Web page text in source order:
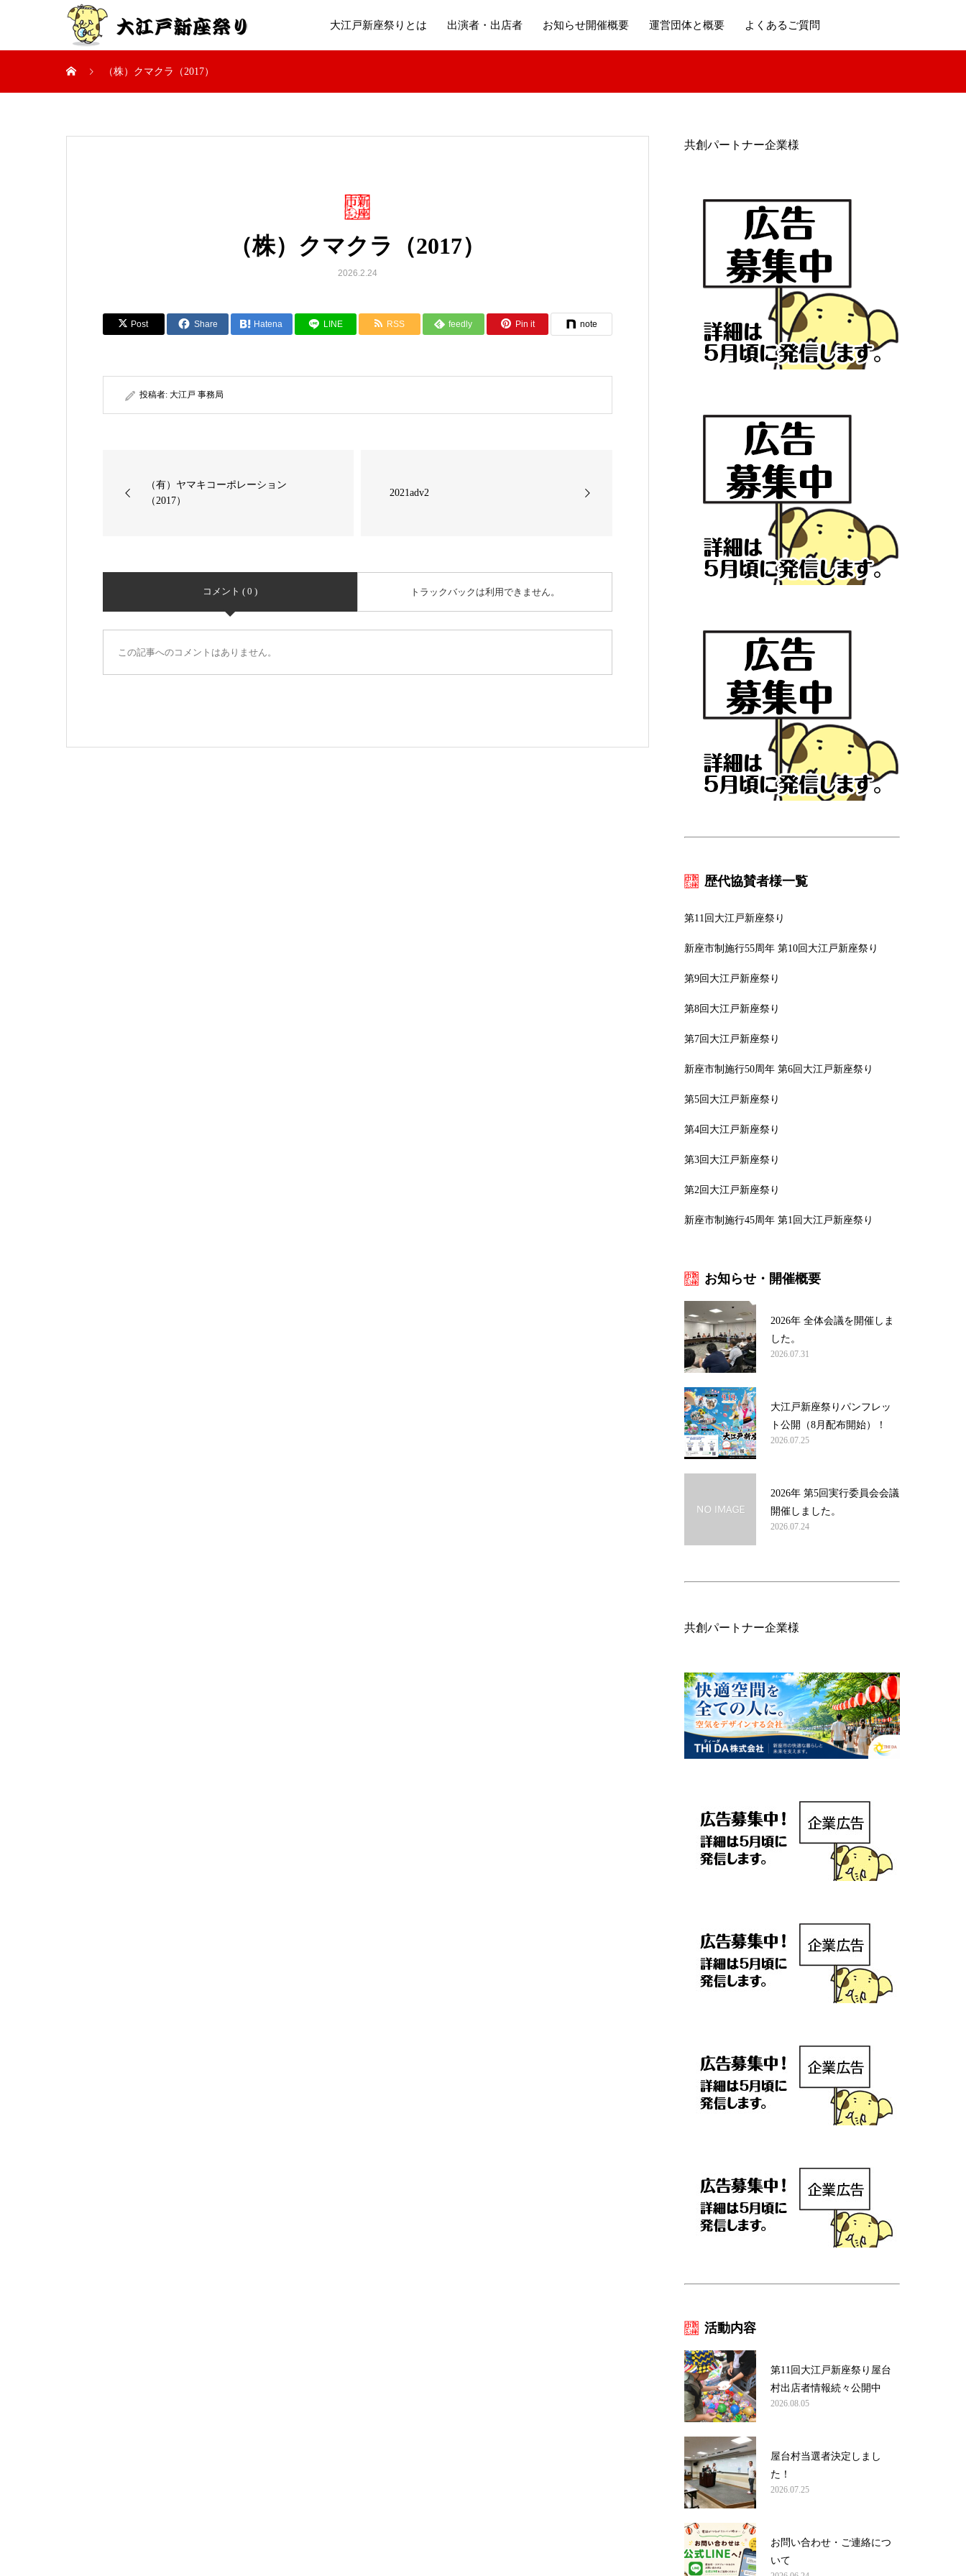
大江戸新座祭りとは 出演者・出店者 お知らせ開催概要 運営団体と概要 よくあるご質問
（株）クマクラ（2017）
（株）クマクラ（2017）
2026.2.24
Post Share Hatena LINE RSS feedly Pin it note
投稿者: 大江戸 事務局
（有）ヤマキコーポレーション
（2017）
2021adv2
コメント ( 0 ) トラックバックは利用できません。
この記事へのコメントはありません。
共創パートナー企業様
歴代協賛者様一覧
第11回大江戸新座祭り
新座市制施行55周年 第10回大江戸新座祭り
第9回大江戸新座祭り
第8回大江戸新座祭り
第7回大江戸新座祭り
新座市制施行50周年 第6回大江戸新座祭り
第5回大江戸新座祭り
第4回大江戸新座祭り
第3回大江戸新座祭り
第2回大江戸新座祭り
新座市制施行45周年 第1回大江戸新座祭り
お知らせ・開催概要
2026年 全体会議を開催しま
した。
2026.07.31
大江戸新座祭りパンフレッ
ト公開（8月配布開始）！
2026.07.25
2026年 第5回実行委員会会議
開催しました。
2026.07.24
共創パートナー企業様
活動内容
第11回大江戸新座祭り屋台
村出店者情報続々公開中
2026.08.05
屋台村当選者決定しまし
た！
2026.07.25
お問い合わせ・ご連絡につ
いて